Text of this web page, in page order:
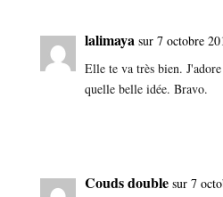
lalimaya sur 7 octobre
Elle te va très bien.
quelle belle idée. Bravo.
Couds double sur 7